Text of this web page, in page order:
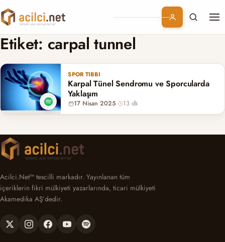
Branşlar
Konular
Etiket: carpal tunnel
SPOR TIBBI
Karpal Tünel Sendromu ve Sporcularda
Yaklaşım
17 Nisan 2025· 13 dk
Acilci.Net™ tescilli markadır. Yayınlanan tüm
içeriklerin fikri mülkiyeti yazarlarında, ticari mülkiyeti
Akamedika AŞ’dedir.